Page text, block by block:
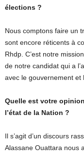
élections ?
Nous comptons faire un
sont encore réticents à
Rhdp. C’est notre
de notre candidat qui a
avec le gouvernement et
Quelle est votre
l’état de la Nation ?
Il s’agit d’un discours
Alassane Ouattara nous